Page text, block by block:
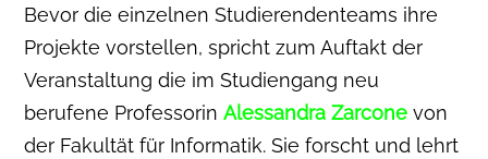
Bevor die einzelnen Studierendenteams ihre
Projekte vorstellen, spricht zum Auftakt der
Veranstaltung die im Studiengang neu
berufene ProfessorinAlessandra Zarcone von
der Fakultät für Informatik. Sie forscht und lehrt